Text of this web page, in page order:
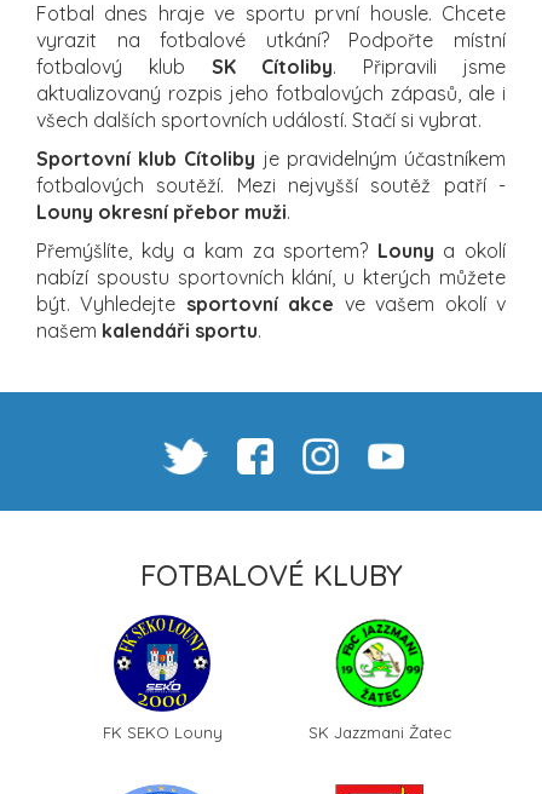
Fotbal dnes hraje ve sportu první housle. Chcete
vyrazit na fotbalové utkání? Podpořte místní
fotbalový klub SK Cítoliby. Připravili jsme
aktualizovaný rozpis jeho fotbalových zápasů, ale i
všech dalších sportovních událostí. Stačí si vybrat.
Sportovní klub Cítoliby je pravidelným účastníkem
fotbalových soutěží. Mezi nejvyšší soutěž patří -
Louny okresní přebor muži.
Přemýšlíte, kdy a kam za sportem? Louny a okolí
nabízí spoustu sportovních klání, u kterých můžete
být. Vyhledejte sportovní akce ve vašem okolí v
našem kalendáři sportu.
FOTBALOVÉ KLUBY
FK SEKO Louny SK Jazzmani Žatec